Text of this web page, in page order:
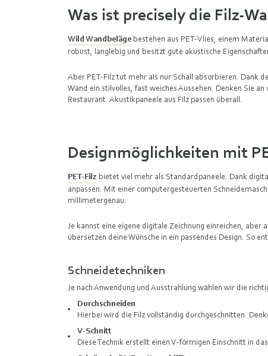
Was ist precisely die Filz-
Wild Wandbeläge bestehen aus PET-Vlies, einem
robust, langlebig und besitzt gute akustische
Aber PET-Filz tut mehr als nur Schall absorbieren. Dank
Wand ein stilvolles, fast weiches Aussehen. Denken Sie
Restaurant. Akustikpaneele aus Filz passen überall.
Designmöglichkeiten mit
PET-Filz bietet viel mehr als Standardpaneele. Dank
anpassen. Mit einer computergesteuerten
millimetergenau.
Je kannst eine eigene digitale Zeichnung einreichen, aber
übersetzen deine Wünsche in ein passendes Design. So
Schneidetechniken
Je nach Anwendung und Ausstrahlung wählen wir die
Durchschneiden
Hierbei wird die Filz vollständig durchgeschnitten.
V-Schnitt
Diese Technik erstellt einen V-förmigen Einschnitt in